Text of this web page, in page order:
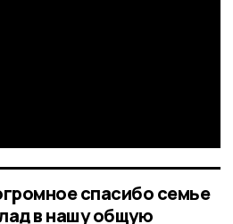
спасибо семье
в нашу общую